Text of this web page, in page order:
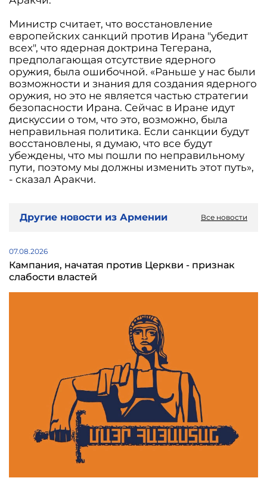
Министр считает, что восстановление
европейских санкций против Ирана "убедит
всех", что ядерная доктрина Тегерана,
предполагающая отсутствие ядерного
оружия, была ошибочной. «Раньше у нас были
возможности и знания для создания ядерного
оружия, но это не является частью стратегии
безопасности Ирана. Сейчас в Иране идут
дискуссии о том, что это, возможно, была
неправильная политика. Если санкции будут
восстановлены, я думаю, что все будут
убеждены, что мы пошли по неправильному
пути, поэтому мы должны изменить этот путь»,
- сказал Аракчи.
Другие новости из Армении Все новости
07.08.2026
Кампания, начатая против Церкви - признак
слабости властей